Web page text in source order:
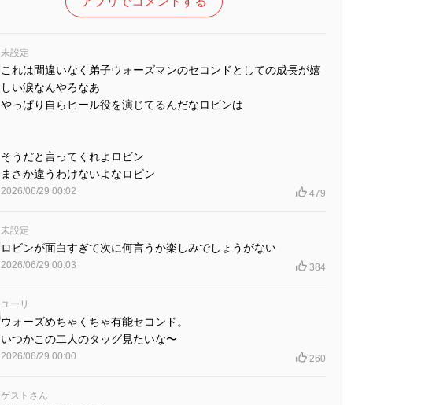
未設定
これは間違いなく弟子ウォーズマンのセコンドとしての成長が嬉
しい涙なんやろなあ
やっぱり自らヒール役を演じてるんだなロビンは
そうだと言ってくれよロビン
まさか違うわけないよなロビン
2026/06/29 00:02 479
未設定
ロビンが面白すぎて次に何言うか楽しみでしょうがない
2026/06/29 00:03 384
ユーリ
ウォーズめちゃくちゃ有能セコンド。
いつかこの二人のタッグ見たいな〜
2026/06/29 00:00 260
ゲストさん